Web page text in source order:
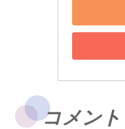
コメント